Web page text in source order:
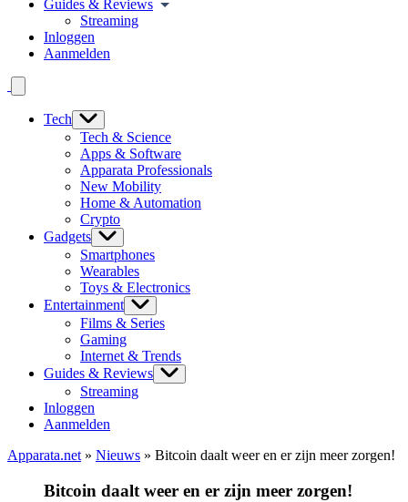
Guides & Reviews
Streaming
Inloggen
Aanmelden
Tech
Tech & Science
Apps & Software
Apparata Professionals
New Mobility
Home & Automation
Crypto
Gadgets
Smartphones
Wearables
Toys & Electronics
Entertainment
Films & Series
Gaming
Internet & Trends
Guides & Reviews
Streaming
Inloggen
Aanmelden
Apparata.net » Nieuws » Bitcoin daalt weer en er zijn meer zorgen!
Bitcoin daalt weer en er zijn meer zorgen!